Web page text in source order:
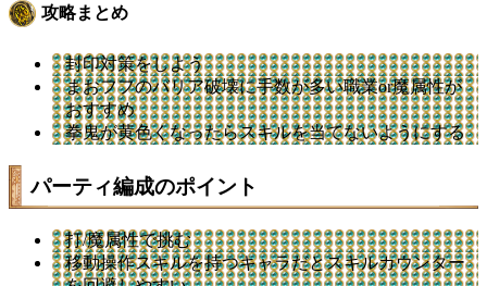
攻略まとめ
封印対策をしよう
まおフフのバリア破壊に手数が多い職業or魔属性が
おすすめ
拳鬼が黄色くなったらスキルを当てないようにする
パーティ編成のポイント
打/魔属性で挑む
移動操作スキルを持つキャラだとスキルカウンター